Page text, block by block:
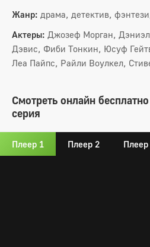
Жанр: драма, детектив,
Актеры: Джозеф Морган,
Дэвис, Фиби Тонкин, Юсуф
Леа Пайпс, Райли Воулкел,
Смотреть онлайн
серия
Плеер 1 Плеер 2 Плеер